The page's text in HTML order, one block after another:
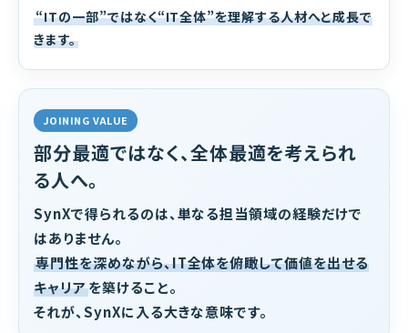
“ITの一部”ではなく“IT全体”を理解する人材へと成長で
きます。
JOINING VALUE
部分最適ではなく、全体最適を考えられ
る人へ。
SynXで得られるのは、単なる担当領域の経験だけで
はありません。
専門性を深めながら、IT全体を俯瞰して価値を出せる
キャリアを築けること。
それが、SynXに入る大きな意味です。